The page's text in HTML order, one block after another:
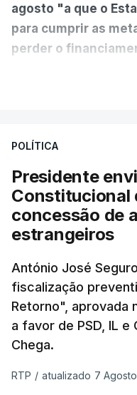
agosto "a que o
para cumprir as
perder o
sistema mais
"Sempre que seja
eliminar
chegam a quem
um passo na direção
Presidente da
Assegurar
prejudicado"
POLÍTICA
Presidente
Constitucional
concessão de
estrangeiros
António José
fiscalização
Retorno", aprovada
a favor de PSD, IL e
Chega.
RTP / atualizado 7